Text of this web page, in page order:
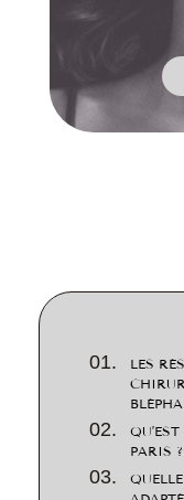
LES
PARIS ?